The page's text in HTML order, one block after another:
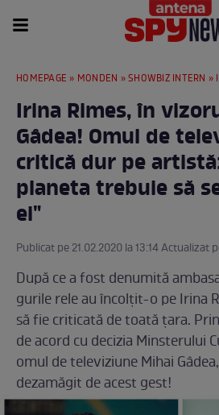
HOMEPAGE » MONDEN »SHOWBIZ INTERN » Irina
Irina Rimes, în
Gâdea! Omul de
critică dur pe
planeta trebuie să
ei"
Publicat pe 21.02.2020 la 13:14 Actualizat
După ce a fost denumită
gurile rele au încolţit-o pe Irina
să fie criticată de toată ţara.
de acord cu decizia Minsterului
omul de televiziune Mihai
dezamăgit de acest gest!